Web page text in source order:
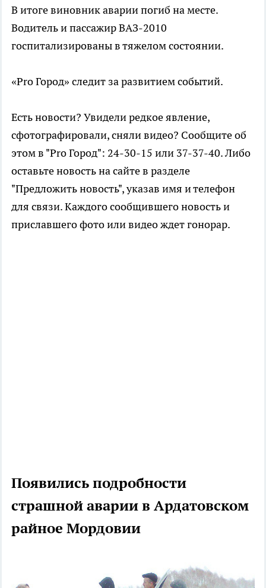
В итоге виновник аварии погиб на месте.
Водитель и пассажир ВАЗ-2010
госпитализированы в тяжелом состоянии.
«Pro Город» следит за развитием событий.
Есть новости? Увидели редкое явление,
сфотографировали, сняли видео? Сообщите об
этом в "Pro Город": 24-30-15 или 37-37-40. Либо
оставьте новость на сайте в разделе
"Предложить новость", указав имя и телефон
для связи. Каждого сообщившего новость и
приславшего фото или видео ждет гонорар.
Появились подробности
страшной аварии в Ардатовском
райное Мордовии